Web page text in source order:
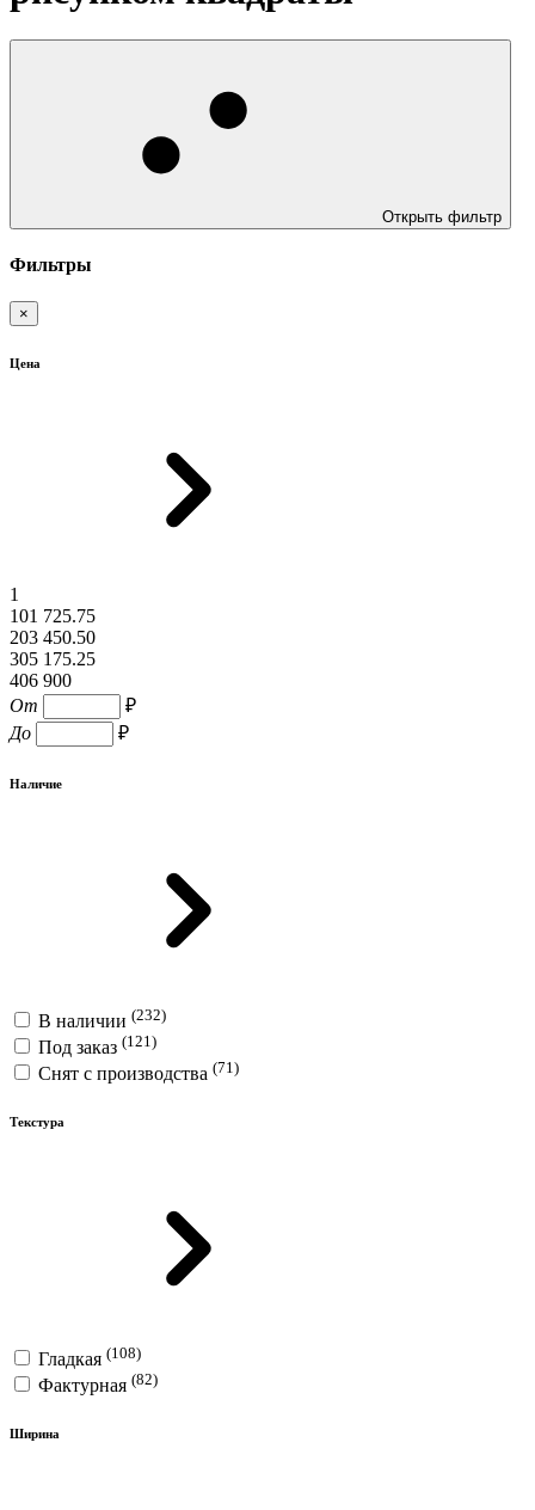
Открыть фильтр
Фильтры
×
Цена
1
101 725.75
203 450.50
305 175.25
406 900
От
₽
До
₽
Наличие
В наличии (232)
Под заказ (121)
Снят с производства (71)
Текстура
Гладкая (108)
Фактурная (82)
Ширина